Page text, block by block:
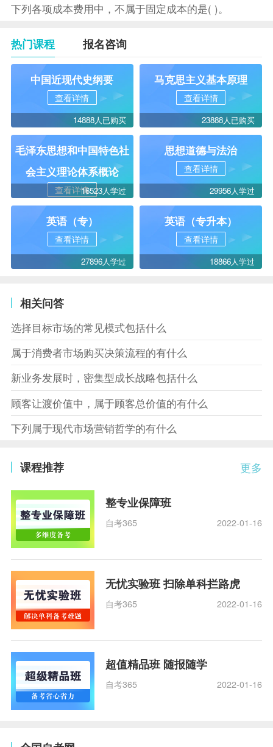
下列各项成本费用中，不属于固定成本的是( )。
热门课程 报名咨询
中国近现代史纲要
查看详情
14888人已购买
马克思主义基本原理
查看详情
23888人已购买
毛泽东思想和中国特色社
会主义理论体系概论
查看详情16523人学过
思想道德与法治
查看详情
29956人学过
英语（专）
查看详情
27896人学过
英语（专升本）
查看详情
18866人学过
相关问答
选择目标市场的常见模式包括什么
属于消费者市场购买决策流程的有什么
新业务发展时，密集型成长战略包括什么
顾客让渡价值中，属于顾客总价值的有什么
下列属于现代市场营销哲学的有什么
更多
课程推荐
整专业保障班
自考365 2022-01-16
无忧实验班 扫除单科拦路虎
自考365 2022-01-16
超值精品班 随报随学
自考365 2022-01-16